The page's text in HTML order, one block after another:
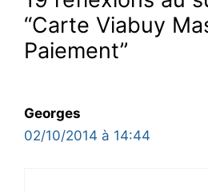
“Carte Viabuy
Paiement”
Georges
02/10/2014 à 14:44